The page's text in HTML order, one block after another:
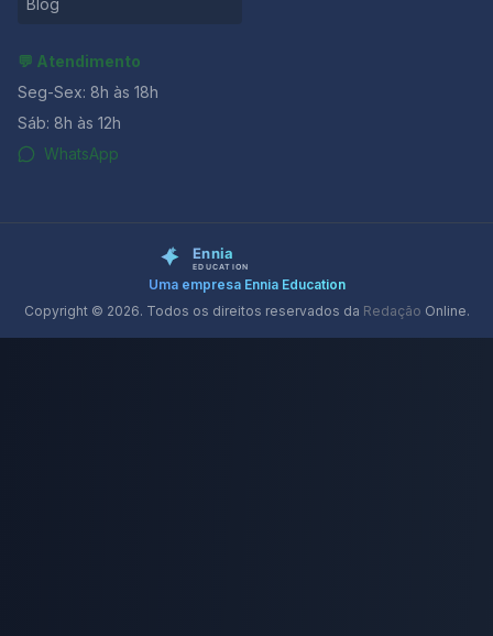
Blog
💬 Atendimento
Seg-Sex: 8h às 18h
Sáb: 8h às 12h
WhatsApp
Uma empresa Ennia Education
Copyright © 2026. Todos os direitos reservados da Redação Online.